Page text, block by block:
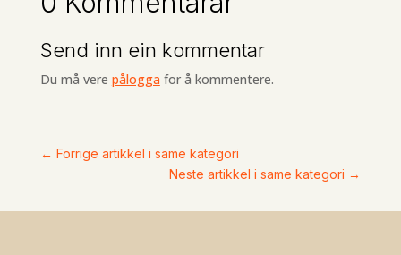
Send inn ein kommentar
Du må vere påloggafor å kommentere.
← Forrige artikkel i same kategori
Neste artikkel i same kategori →